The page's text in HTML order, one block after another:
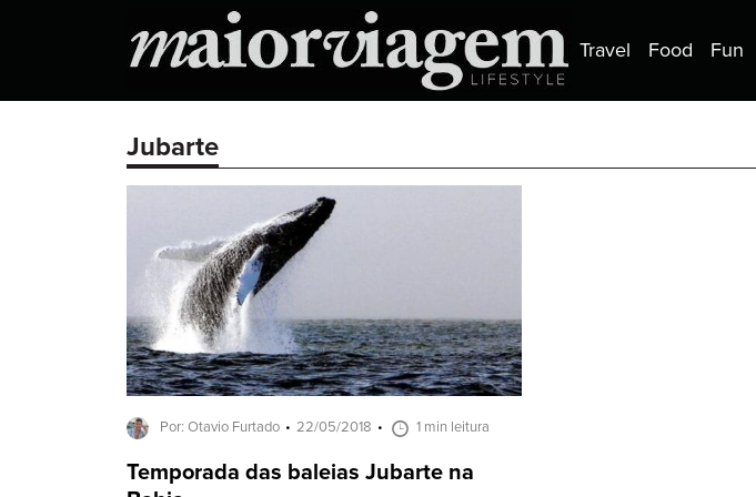
Travel Food Fun
Jubarte
Por: Otavio Furtado 22/05/2018 1 min leitura
Temporada das baleias Jubarte na